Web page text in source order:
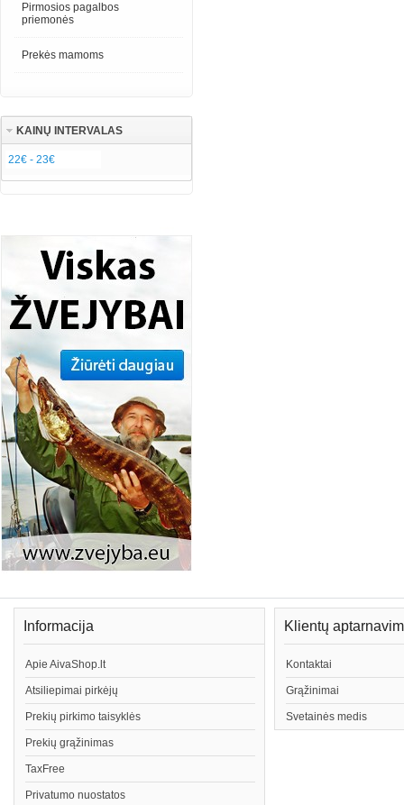
Pirmosios pagalbos
priemonės
Prekės mamoms
KAINŲ INTERVALAS
Informacija
Apie AivaShop.lt
Atsiliepimai pirkėjų
Prekių pirkimo taisyklės
Prekių grąžinimas
TaxFree
Privatumo nuostatos
Klientų
Kontaktai
Grąžinimai
Svetainės medis